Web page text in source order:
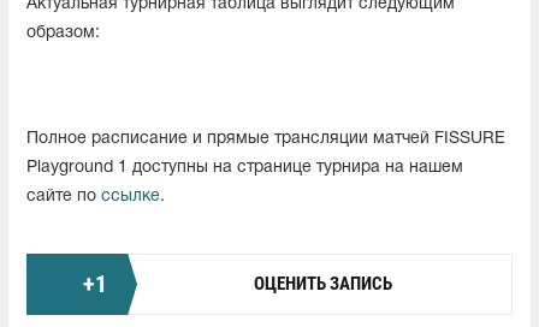
Актуальная турнирная таблица выглядит следующим
образом:
Полное расписание и прямые трансляции матчей FISSURE
Playground 1 доступны на странице турнира на нашем
сайте по ссылке.
+1 ОЦЕНИТЬ ЗАПИСЬ